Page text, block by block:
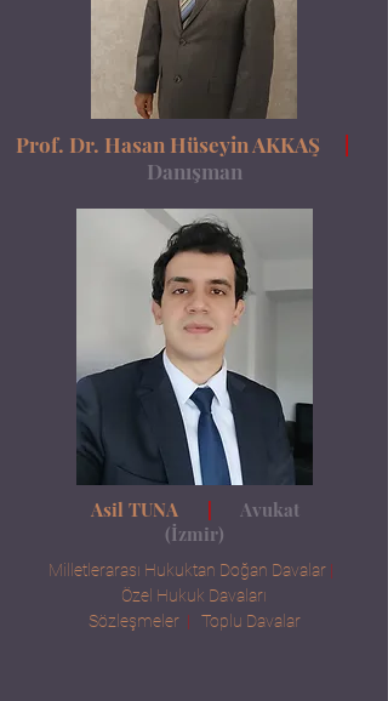
Prof. Dr. Hasan Hüseyin AKKAŞ
Danışman
Asil TUNA
Avukat
(İzmir)
Milletlerarası Hukuktan Doğan Davalar |
Özel Hukuk Davaları
Sözleşmeler | Toplu Davalar